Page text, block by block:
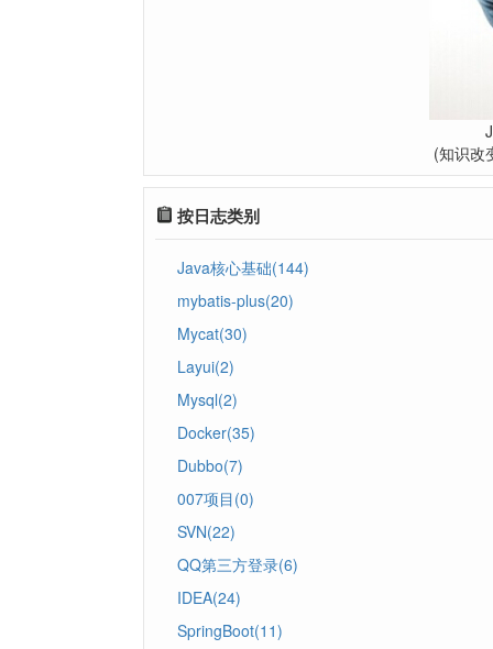
(知识改
按日志类别
Java核心基础(144)
mybatis-plus(20)
Mycat(30)
Layui(2)
Mysql(2)
Docker(35)
Dubbo(7)
007项目(0)
SVN(22)
QQ第三方登录(6)
IDEA(24)
SpringBoot(11)